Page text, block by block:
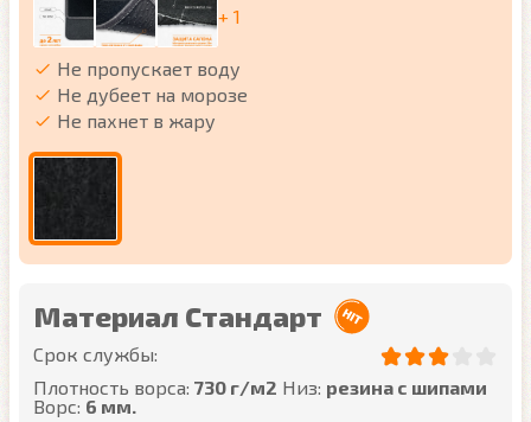
+ 1
Не пропускает воду
Не дубеет на морозе
Не пахнет в жару
Материал Стандарт
Срок службы:
Плотность ворса: 730 г/м2 Низ: резина с шипами
Ворс: 6 мм.